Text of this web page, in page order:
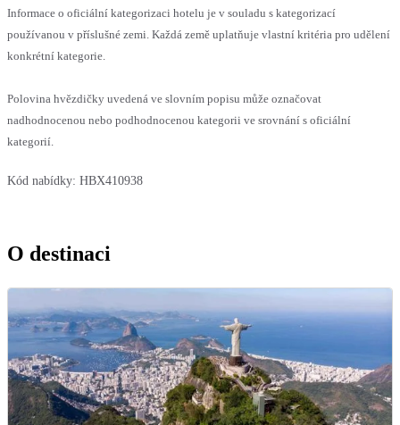
Informace o oficiální kategorizaci hotelu je v souladu s kategorizací
používanou v příslušné zemi. Každá země uplatňuje vlastní kritéria pro udělení
konkrétní kategorie.
Polovina hvězdičky uvedená ve slovním popisu může označovat
nadhodnocenou nebo podhodnocenou kategorii ve srovnání s oficiální
kategorií.
Kód nabídky: HBX410938
O destinaci